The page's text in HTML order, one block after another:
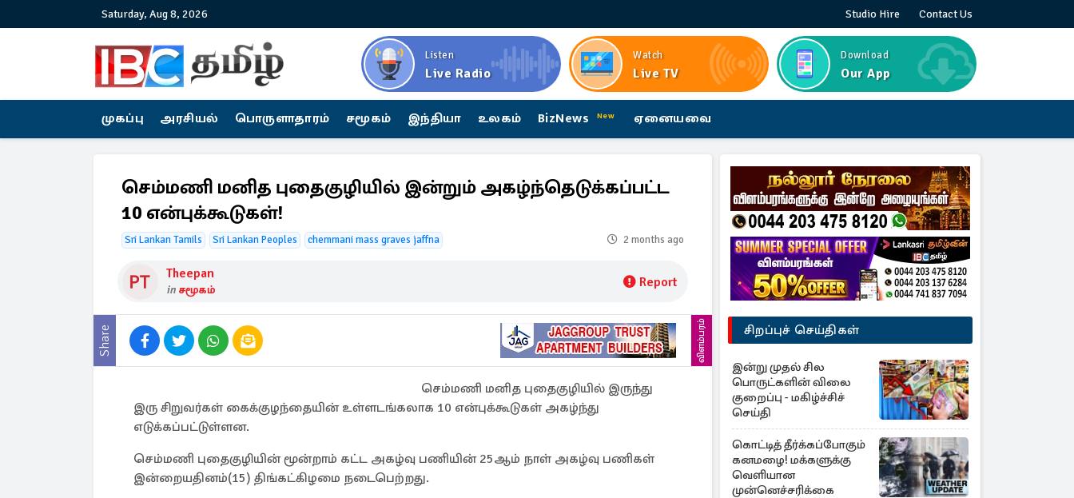
Saturday, Aug 8, 2026 Studio Hire Contact Us
Listen
Live Radio
Watch
Live TV
Download
Our App
முகப்பு அரசியல் பொருளாதாரம் சமூகம் இந்தியா உலகம் BizNews New ஏனையவை
செம்மணி மனித புதைகுழியில் இன்றும் அகழ்ந்தெடுக்கப்பட்ட
10 என்புக்கூடுகள்!
Sri Lankan Tamils Sri Lankan Peoples chemmani mass graves jaffna 2 months ago
Theepan
in சமூகம் Report
Share விளம்பரம்
செம்மணி மனித புதைகுழியில் இருந்து
இரு சிறுவர்கள் கைக்குழந்தையின் உள்ளடங்கலாக 10 என்புக்கூடுகள் அகழ்ந்து
எடுக்கப்பட்டுள்ளன.
செம்மணி புதைகுழியின் மூன்றாம் கட்ட அகழ்வு பணியின் 25ஆம் நாள் அகழ்வு பணிகள்
இன்றையதினம்(15) திங்கட்கிழமை நடைபெற்றது.
சிறப்புச் செய்திகள்
இன்று முதல் சில
பொருட்களின் விலை
குறைப்பு - மகிழ்ச்சிச்
செய்தி
கொட்டித் தீர்க்கப்போகும்
கனமழை! மக்களுக்கு
வெளியான
முன்னெச்சரிக்கை